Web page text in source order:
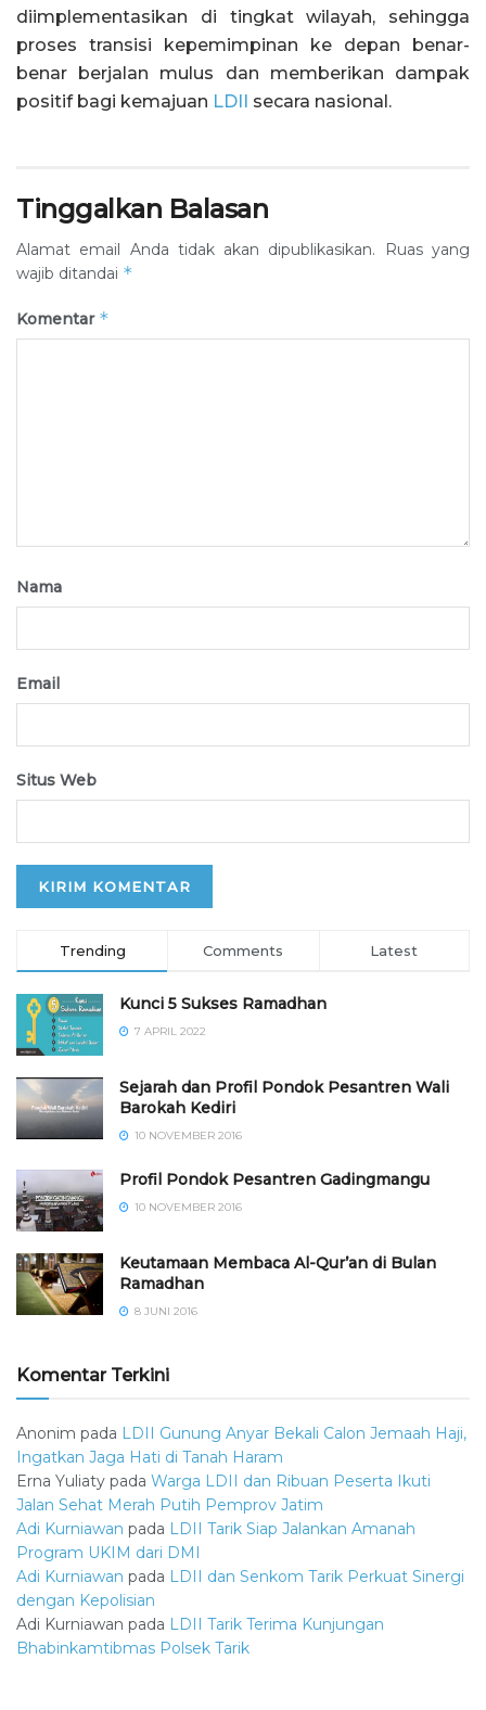
diimplementasikan di tingkat wilayah, sehingga
proses transisi kepemimpinan ke depan benar-
benar berjalan mulus dan memberikan dampak
positif bagi kemajuan LDII secara nasional.
Tinggalkan Balasan
Alamat email Anda tidak akan dipublikasikan.
Ruas yang
wajib ditandai *
Komentar *
Nama
Email
Situs Web
Trending Comments Latest
Kunci 5 Sukses Ramadhan
7 APRIL 2022
Sejarah dan Profil Pondok Pesantren Wali
Barokah Kediri
10 NOVEMBER 2016
⁠⁠⁠Profil Pondok Pesantren Gadingmangu
10 NOVEMBER 2016
Keutamaan Membaca Al-Qur’an di Bulan
Ramadhan
8 JUNI 2016
Komentar Terkini
Anonim pada LDII Gunung Anyar Bekali Calon Jemaah Haji,
Ingatkan Jaga Hati di Tanah Haram
Erna Yuliaty pada Warga LDII dan Ribuan Peserta Ikuti
Jalan Sehat Merah Putih Pemprov Jatim
Adi Kurniawan pada LDII Tarik Siap Jalankan Amanah
Program UKIM dari DMI
Adi Kurniawan pada LDII dan Senkom Tarik Perkuat Sinergi
dengan Kepolisian
Adi Kurniawan pada LDII Tarik Terima Kunjungan
Bhabinkamtibmas Polsek Tarik